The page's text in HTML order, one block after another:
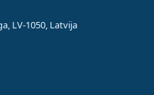
LV-1050, Latvija